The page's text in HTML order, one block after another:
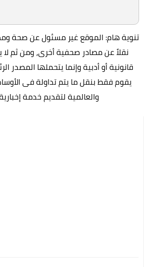
أحمد مرتضى منصور يعلن انتهاء حريق مقر
كيفية السفر للعلاج بالخارج على نفقة
نصائح لكي في حملك للمحافظة علي
الحركات المرورية التي تسهل عليكي
تنوية هام: الموقع غير مسئول عن صحة
نقلاً عن مصادر صحفية أخرى، ومن ثم
قانونية أو أدبية وإنما يتحملها المصدر
يقوم فقط بنقل ما يتم تداولة فى
والعالمية لتقديم خدمة